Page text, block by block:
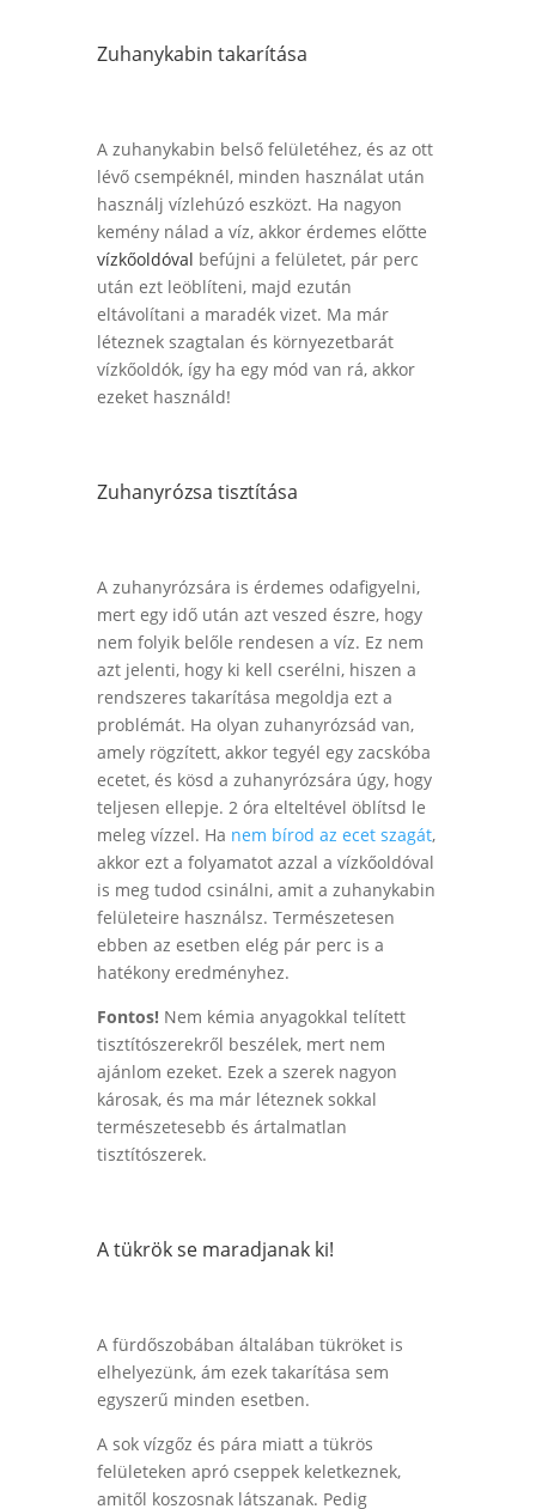
Zuhanykabin takarítása
A zuhanykabin belső felületéhez, és az ott
lévő csempéknél, minden használat után
használj vízlehúzó eszközt. Ha nagyon
kemény nálad a víz, akkor érdemes előtte
vízkőoldóval befújni a felületet, pár perc
után ezt leöblíteni, majd ezután
eltávolítani a maradék vizet. Ma már
léteznek szagtalan és környezetbarát
vízkőoldók, így ha egy mód van rá, akkor
ezeket használd!
Zuhanyrózsa tisztítása
A zuhanyrózsára is érdemes odafigyelni,
mert egy idő után azt veszed észre, hogy
nem folyik belőle rendesen a víz. Ez nem
azt jelenti, hogy ki kell cserélni, hiszen a
rendszeres takarítása megoldja ezt a
problémát. Ha olyan zuhanyrózsád van,
amely rögzített, akkor tegyél egy zacskóba
ecetet, és kösd a zuhanyrózsára úgy, hogy
teljesen ellepje. 2 óra elteltével öblítsd le
meleg vízzel. Ha nem bírod az ecet szagát,
akkor ezt a folyamatot azzal a vízkőoldóval
is meg tudod csinálni, amit a zuhanykabin
felületeire használsz. Természetesen
ebben az esetben elég pár perc is a
hatékony eredményhez.
Fontos! Nem kémia anyagokkal telített
tisztítószerekről beszélek, mert nem
ajánlom ezeket. Ezek a szerek nagyon
károsak, és ma már léteznek sokkal
természetesebb és ártalmatlan
tisztítószerek.
A tükrök se maradjanak ki!
A fürdőszobában általában tükröket is
elhelyezünk, ám ezek takarítása sem
egyszerű minden esetben.
A sok vízgőz és pára miatt a tükrös
felületeken apró cseppek keletkeznek,
amitől koszosnak látszanak. Pedig